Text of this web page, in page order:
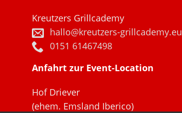
Kreutzers Grillcademy
hallo@kreutzers-grillcademy.eu
0151 61467498
Anfahrt zur Event-Location
Hof Driever
(ehem. Emsland Iberico)